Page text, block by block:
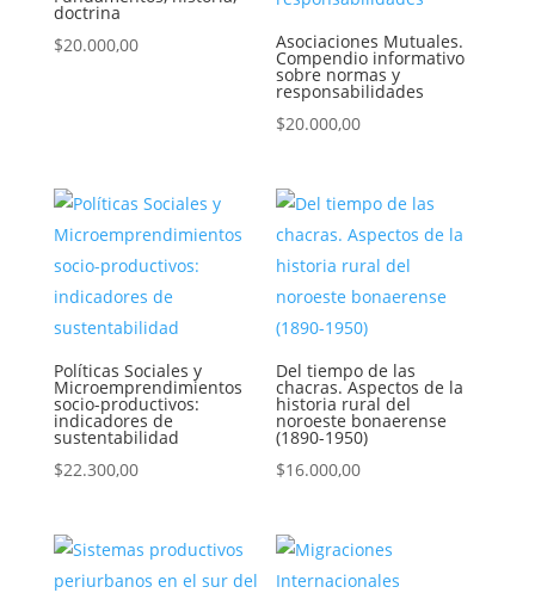
doctrina
$20.000,00 Asociaciones Mutuales.
Compendio informativo
sobre normas y
responsabilidades
$20.000,00
Políticas Sociales y
Microemprendimientos
socio-productivos:
indicadores de
sustentabilidad
$22.300,00
Del tiempo de las
chacras. Aspectos de la
historia rural del
noroeste bonaerense
(1890-1950)
$16.000,00